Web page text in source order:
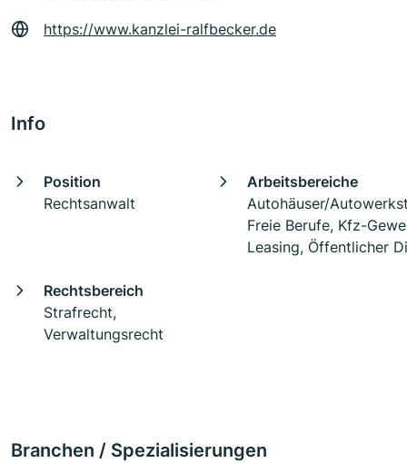
https://www.kanzlei-ralfbecker.de
Info
Position
Rechtsanwalt
Arbeitsbereiche
Autohäuser/
Freie Berufe, Kfz-
Leasing, Öffentlicher
Rechtsbereich
Strafrecht,
Verwaltungsrecht
Branchen / Spezialisierungen